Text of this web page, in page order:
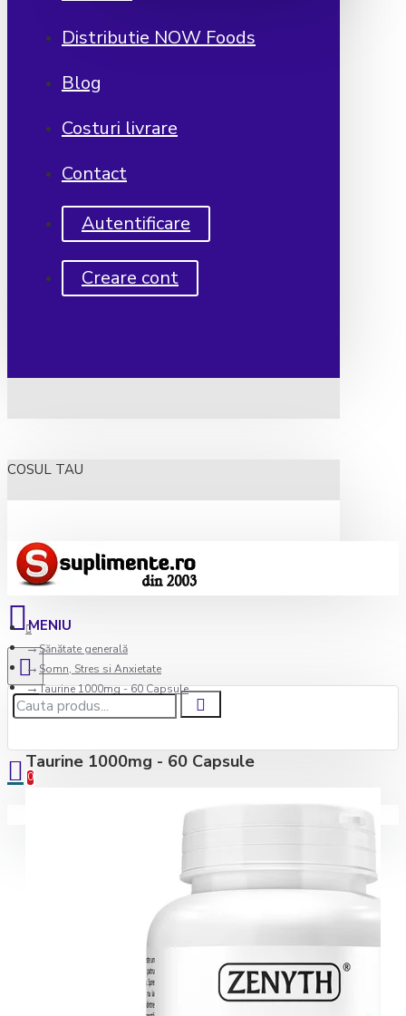
Distributie NOW Foods
Blog
Costuri livrare
Contact
Autentificare
Creare cont
COSUL TAU
0
Sănătate generală
Somn, Stres si Anxietate
Taurine 1000mg - 60 Capsule
Taurine 1000mg - 60 Capsule